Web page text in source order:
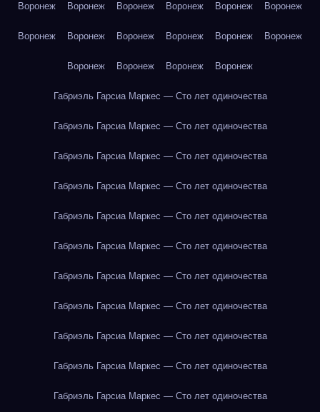
Воронеж Воронеж Воронеж Воронеж Воронеж Воронеж
Воронеж Воронеж Воронеж Воронеж Воронеж Воронеж
Воронеж Воронеж Воронеж Воронеж
Габриэль Гарсиа Маркес — Сто лет одиночества
Габриэль Гарсиа Маркес — Сто лет одиночества
Габриэль Гарсиа Маркес — Сто лет одиночества
Габриэль Гарсиа Маркес — Сто лет одиночества
Габриэль Гарсиа Маркес — Сто лет одиночества
Габриэль Гарсиа Маркес — Сто лет одиночества
Габриэль Гарсиа Маркес — Сто лет одиночества
Габриэль Гарсиа Маркес — Сто лет одиночества
Габриэль Гарсиа Маркес — Сто лет одиночества
Габриэль Гарсиа Маркес — Сто лет одиночества
Габриэль Гарсиа Маркес — Сто лет одиночества